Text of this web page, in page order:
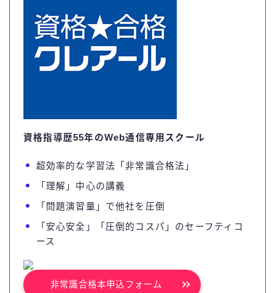
資格指導歴55年のWeb通信専用スクール
超効率的な学習法「非常識合格法」
「理解」中心の講義
「問題演習量」で他社を圧倒
「安心安全」「圧倒的コスパ」のセーフティコ
ース
非常識合格本申込フォーム